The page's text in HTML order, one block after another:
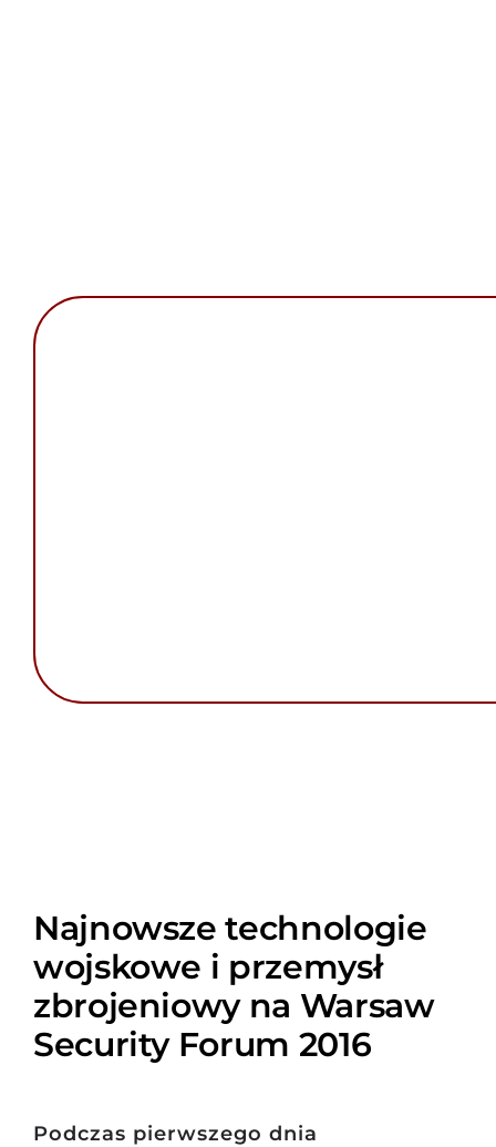
Najnowsze technologie
wojskowe i przemysł
zbrojeniowy na Warsaw
Security Forum 2016
Podczas pierwszego dnia